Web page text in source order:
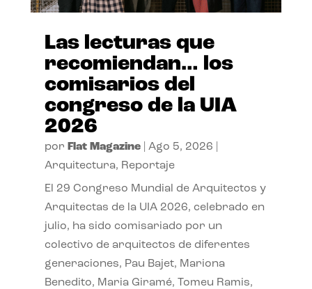
Las lecturas que
recomiendan… los
comisarios del
congreso de la UIA
2026
por Flat Magazine| Ago 5, 2026
Arquitectura, Reportaje
El 29 Congreso Mundial de Arquitectos y
Arquitectas de la UIA 2026, celebrado en
julio, ha sido comisariado por un
colectivo de arquitectos de diferentes
generaciones, Pau Bajet, Mariona
Benedito, Maria Giramé, Tomeu Ramis,